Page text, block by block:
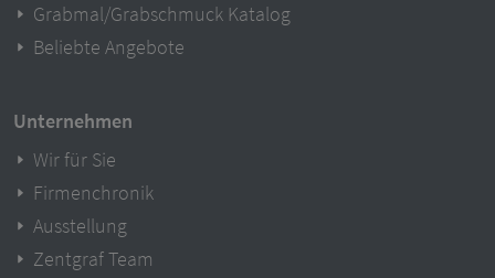
Grabmal/Grabschmuck Katalog
Beliebte Angebote
Unternehmen
Wir für Sie
Firmenchronik
Ausstellung
Zentgraf Team